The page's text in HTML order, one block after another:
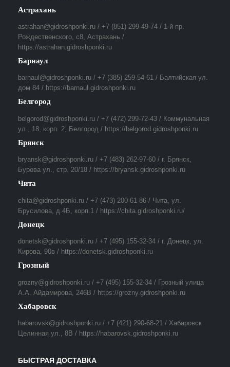
Астрахань
astrahan@gidroshponki.ru / +7 (851) 299-49-74 / 1-й пр.
Рождественского, с8, Астрахань /
https://astrahan.gidroshponki.ru
Барнаул
barnaul@gidroshponki.ru / +7 (385) 259-54-61 / Балтийская ул.
дом 84 / https://barnaul.gidroshponki.ru
Белгород
belgorod@gidroshponki.ru / +7 (472) 299-72-43 / Коммунальная
ул., 18, корп. 2, Белгород / https://belgorod.gidroshponki.ru
Брянск
bryansk@gidroshponki.ru / +7 (483) 262-97-60 / г. Брянск,
Бурова ул., стр. 20/18 / https://bryansk.gidroshponki.ru
Чита
chita@gidroshponki.ru / +7 (473) 200-61-86 / Чита, ул.
Брусилова, д.4Б, корп.1 / https://chita.gidroshponki.ru/
Донецк
donetsk@gidroshponki.ru / +7 (495) 155-32-34 / г. Донецк, ул.
Кирова, 90в / https://donetsk.gidroshponki.ru
Грозный
grozny@gidroshponki.ru / +7 (495) 155-32-34 / Грозный улица
А.А. Айдамирова, 246В / https://grozny.gidroshponki.ru
Хабаровск
habarovsk@gidroshponki.ru / +7 (421) 290-68-21 / Хабаровск
Целинная ул., 8В / https://habarovsk.gidroshponki.ru
БЫСТРАЯ ДОСТАВКА